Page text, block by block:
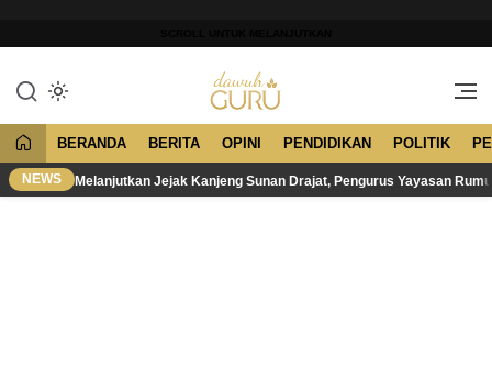
konten
Dawuh Guru
Merawat Tradisi, Membangun
BERANDA BERITA OPINI PENDIDIKAN POLITIK
NEWS Melanjutkan Jejak Kanjeng Sunan Drajat, Pengurus Yayasan